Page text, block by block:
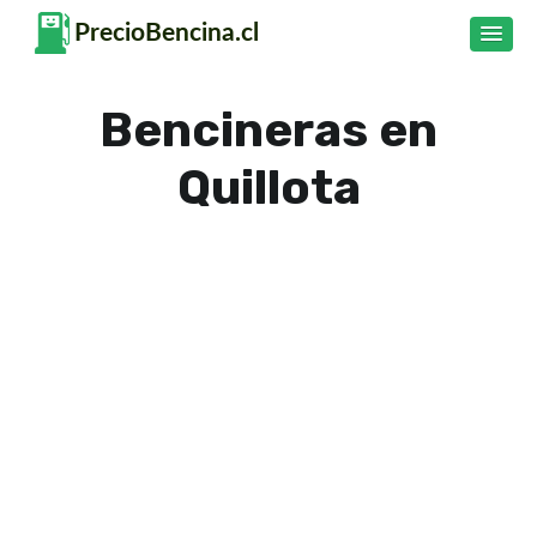
Bencineras en
Quillota